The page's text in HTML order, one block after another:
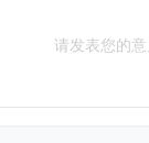
请发表您的